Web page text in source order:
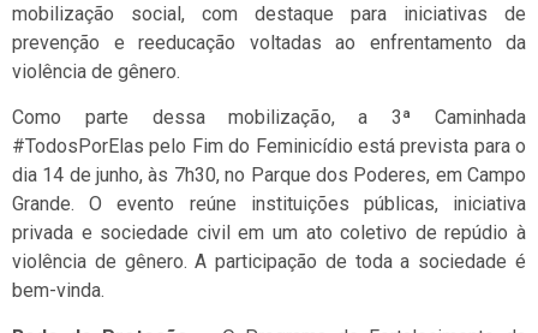
mobilização social, com destaque para iniciativas de
prevenção e reeducação voltadas ao enfrentamento da
violência de gênero.
Como parte dessa mobilização, a 3ª Caminhada
#TodosPorElas pelo Fim do Feminicídio está prevista para o
dia 14 de junho, às 7h30, no Parque dos Poderes, em Campo
Grande. O evento reúne instituições públicas, iniciativa
privada e sociedade civil em um ato coletivo de repúdio à
violência de gênero. A participação de toda a sociedade é
bem-vinda.